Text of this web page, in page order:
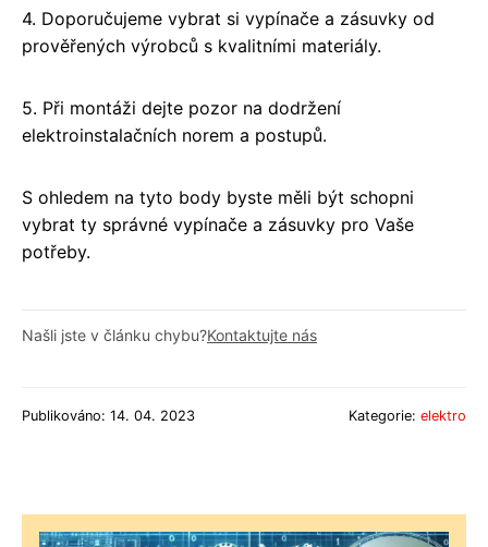
4. Doporučujeme vybrat si vypínače a zásuvky od
prověřených výrobců s kvalitními materiály.
5. Při montáži dejte pozor na dodržení
elektroinstalačních norem a postupů.
S ohledem na tyto body byste měli být schopni
vybrat ty správné vypínače a zásuvky pro Vaše
potřeby.
Našli jste v článku chybu?Kontaktujte nás
Publikováno: 14. 04. 2023 Kategorie: elektro